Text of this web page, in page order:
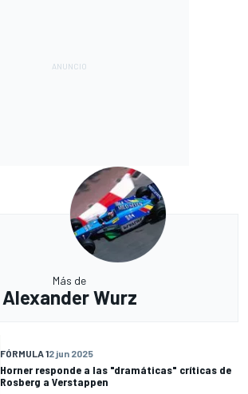
Más de
Alexander Wurz
FÓRMULA 12 jun 2025
Horner responde a las "dramáticas" críticas de
Rosberg a Verstappen